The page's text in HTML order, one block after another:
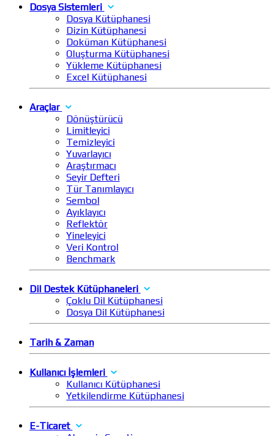
Dosya Sistemleri
Dosya Kütüphanesi
Dizin Kütüphanesi
Doküman Kütüphanesi
Oluşturma Kütüphanesi
Yükleme Kütüphanesi
Excel Kütüphanesi
Araçlar
Dönüştürücü
Limitleyici
Temizleyici
Yuvarlayıcı
Araştırmacı
Seyir Defteri
Tür Tanımlayıcı
Sembol
Ayıklayıcı
Reflektör
Yineleyici
Veri Kontrol
Benchmark
Dil Destek Kütüphaneleri
Çoklu Dil Kütüphanesi
Dosya Dil Kütüphanesi
Tarih & Zaman
Kullanıcı İşlemleri
Kullanıcı Kütüphanesi
Yetkilendirme Kütüphanesi
E-Ticaret